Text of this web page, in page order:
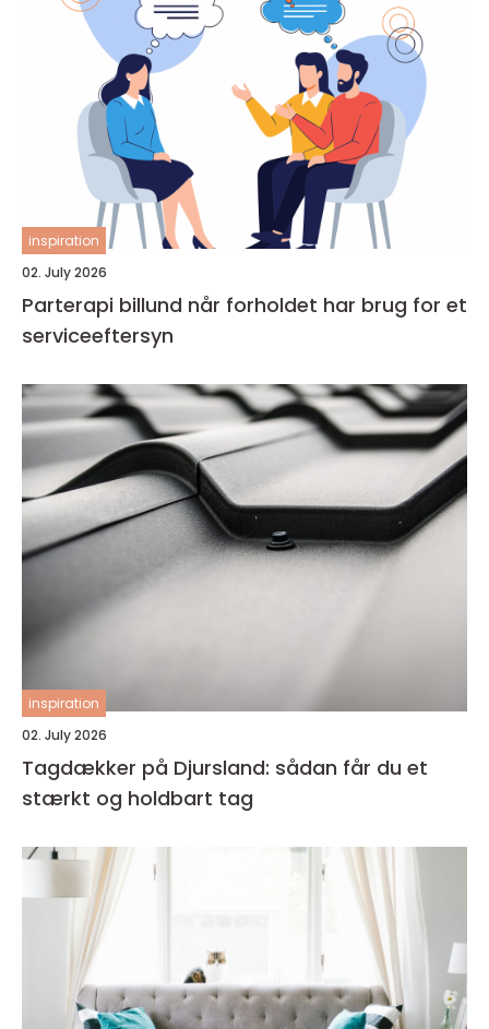
inspiration
02. July 2026
Parterapi billund når forholdet har brug for et
serviceeftersyn
inspiration
02. July 2026
Tagdækker på Djursland: sådan får du et
stærkt og holdbart tag